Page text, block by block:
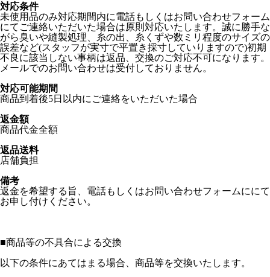
対応条件
未使用品のみ対応期間内に電話もしくはお問い合わせフォーム
にてご連絡いただいた場合は原則対応いたします。誠に勝手な
がら臭いや縫製処理、糸の出、糸くずや数ミリ程度のサイズの
誤差など(スタッフが実寸で平置き採寸していりますので)初期
不良に該当しない事柄は返品、交換のご対応不可になります。
メールでのお問い合わせは受付しておりません。
対応可能期間
商品到着後5日以内にご連絡をいただいた場合
返金額
商品代金全額
返品送料
店舗負担
備考
返金を希望する旨、電話もしくはお問い合わせフォームににて
お申し付けください。
■商品等の不具合による交換
以下の条件にあてはまる場合、商品等を交換いたします。